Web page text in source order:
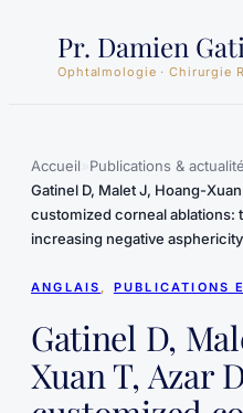
contenu
Pr. Damien
Ophtalmologie · Chirurgie
Accueil Publications &
Gatinel D, Malet J, Hoang-
customized corneal ablations:
increasing negative asphericity
ANGLAIS , PUBLICATIONS
Gatinel D,
Xuan T, Azar